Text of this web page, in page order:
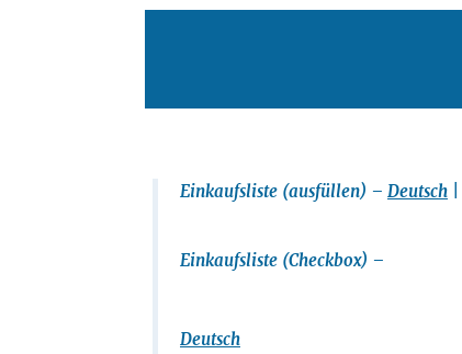
Einkaufsliste (ausfüllen) – Deutsch
Einkaufsliste (Checkbox) –
Deutsch